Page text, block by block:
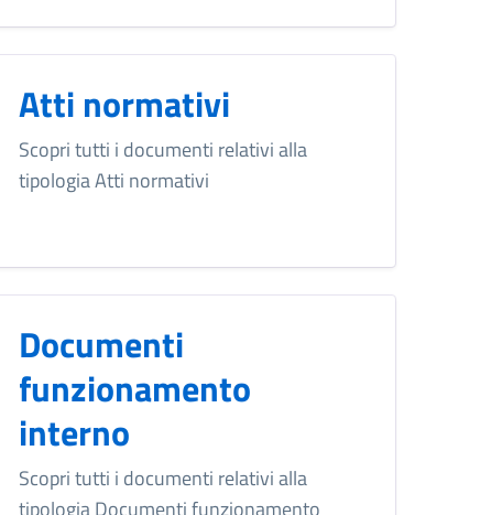
Atti normativi
Scopri tutti i documenti relativi alla
tipologia Atti normativi
Documenti
funzionamento
interno
Scopri tutti i documenti relativi alla
tipologia Documenti funzionamento